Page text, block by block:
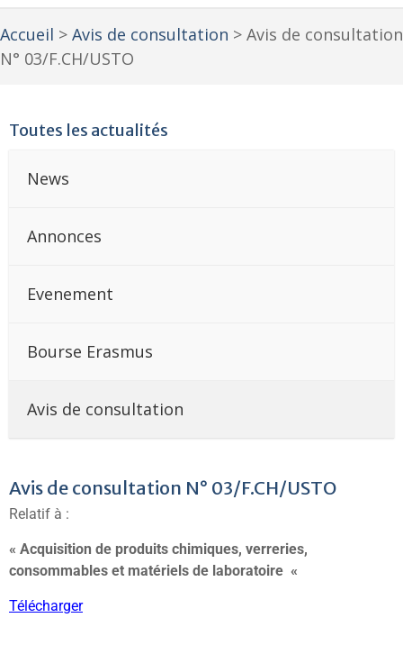
Accueil > Avis de consultation > Avis de consultation
N° 03/F.CH/USTO
Toutes les actualités
News
Annonces
Evenement
Bourse Erasmus
Avis de consultation
Avis de consultation N° 03/F.CH/USTO
Relatif à :
« Acquisition de produits chimiques, verreries,
consommables et matériels de laboratoire «
Télécharger